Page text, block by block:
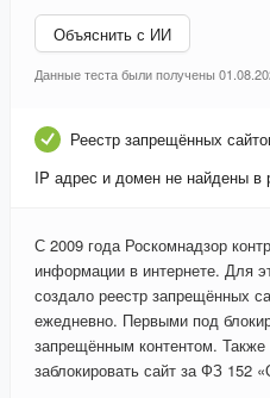
Объяснить с ИИ
Данные теста были получены
Реестр запрещённых
IP адрес и домен не найдены в
С 2009 года Роскомнадзор
информации в интернете. Для
создало реестр запрещённых
ежедневно. Первыми под
запрещённым контентом.
заблокировать сайт за ФЗ 152